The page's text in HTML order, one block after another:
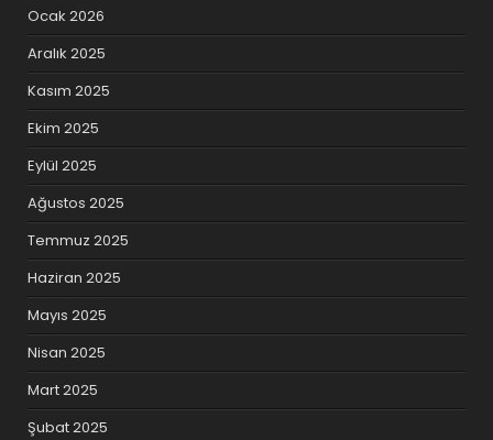
Ocak 2026
Aralık 2025
Kasım 2025
Ekim 2025
Eylül 2025
Ağustos 2025
Temmuz 2025
Haziran 2025
Mayıs 2025
Nisan 2025
Mart 2025
Şubat 2025